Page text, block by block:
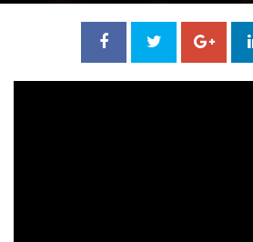
Compartilhar
no
Tweetar
no